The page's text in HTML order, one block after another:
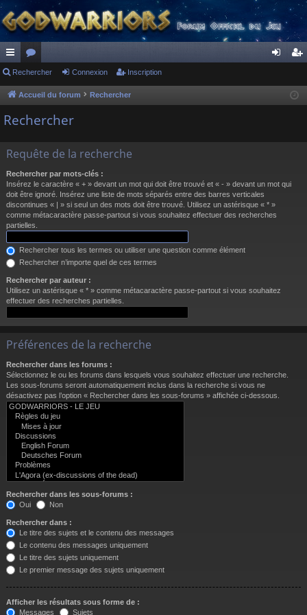
ac
co
ur
s
or
u
m
cri
Rechercher Connexion Inscription
Accueil du forum Rechercher
Rechercher
Requête de la recherche
Rechercher par mots-clés :
Insérez le caractère « + » devant un mot qui doit être trouvé et « - » devant un mot qui
doit être ignoré. Insérez une liste de mots séparés entre des barres verticales
discontinues « | » si seul un des mots doit être trouvé. Utilisez un astérisque « * »
comme métacaractère passe-partout si vous souhaitez effectuer des recherches
partielles.
Rechercher tous les termes ou utiliser une question comme élément
Rechercher n’importe quel de ces termes
Rechercher par auteur :
Utilisez un astérisque « * » comme métacaractère passe-partout si vous souhaitez
effectuer des recherches partielles.
Préférences de la recherche
Rechercher dans les forums :
Sélectionnez le ou les forums dans lesquels vous souhaitez effectuer une recherche.
Les sous-forums seront automatiquement inclus dans la recherche si vous ne
désactivez pas l’option « Rechercher dans les sous-forums » affichée ci-dessous.
Rechercher dans les sous-forums :
Oui
Non
Rechercher dans :
Le titre des sujets et le contenu des messages
Le contenu des messages uniquement
Le titre des sujets uniquement
Le premier message des sujets uniquement
Afficher les résultats sous forme de :
Messages
Sujets